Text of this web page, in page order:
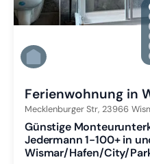
Ferienwohnung in
Mecklenburger Str, 23966
Günstige
Jedermann 1-100+ in
Wismar/Hafen/City/